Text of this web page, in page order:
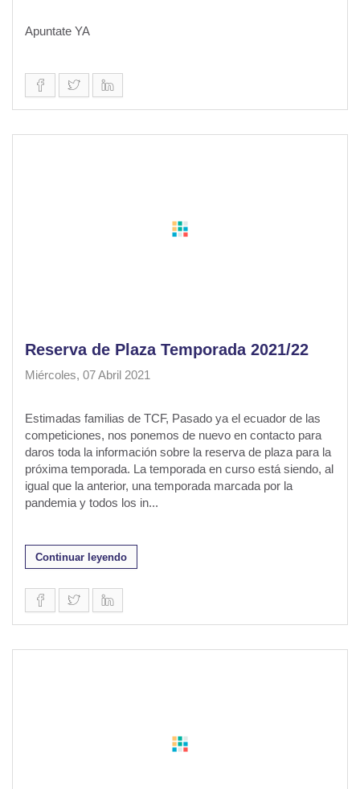
Apuntate YA
Reserva de Plaza Temporada 2021/22
Miércoles, 07 Abril 2021
Estimadas familias de TCF, Pasado ya el ecuador de las
competiciones, nos ponemos de nuevo en contacto para
daros toda la información sobre la reserva de plaza para la
próxima temporada. La temporada en curso está siendo, al
igual que la anterior, una temporada marcada por la
pandemia y todos los in...
Continuar leyendo